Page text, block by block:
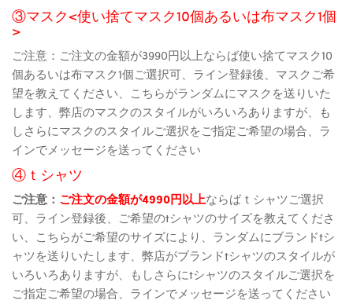
③マスク<使い捨てマスク10個あるいは布マスク1個
>
ご注意：ご注文の金額が3990円以上ならば使い捨てマスク10
個あるいは布マスク1個ご選択可、ライン登録後、マスクご希
望を教えてください、こちらがランダムにマスクを送りいた
します、弊店のマスクのスタイルがいろいろありますが、も
しさらにマスクのスタイルご選択をご指定ご希望の場合、ラ
インでメッセージを送ってください
④ｔシャツ
ご注意： ご注文の金額が4990円以上ならばｔシャツご選択
可、ライン登録後、ご希望のtシャツのサイズを教えてくださ
い、こちらがご希望のサイズにより、ランダムにブランドtシ
ャツを送りいたします、弊店がブランドtシャツのスタイルが
いろいろありますが、もしさらにtシャツのスタイルご選択を
ご指定ご希望の場合、ラインでメッセージを送ってください